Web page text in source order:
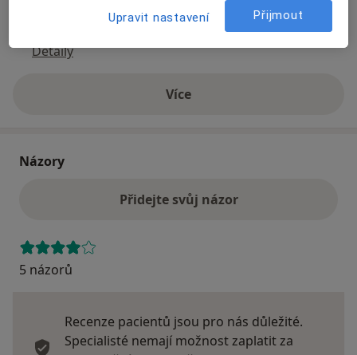
Způsoby platby (soukromé návštěvy)
Na teto adrese lékař přijímá pacienty na pojišťovnu
Detaily
Víceo adrese
Názory
Přidejte svůj názor
5 názorů
Recenze pacientů jsou pro nás důležité.
Specialisté nemají možnost zaplatit za
Upravit nastavení Přijmout